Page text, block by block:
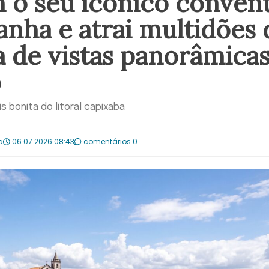
e atrai multidões
vistas
bonita do litoral capixaba
06.07.2026 08:43 comentários 0